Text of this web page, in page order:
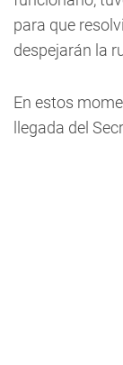
para que
despejarán la
En estos
llegada del